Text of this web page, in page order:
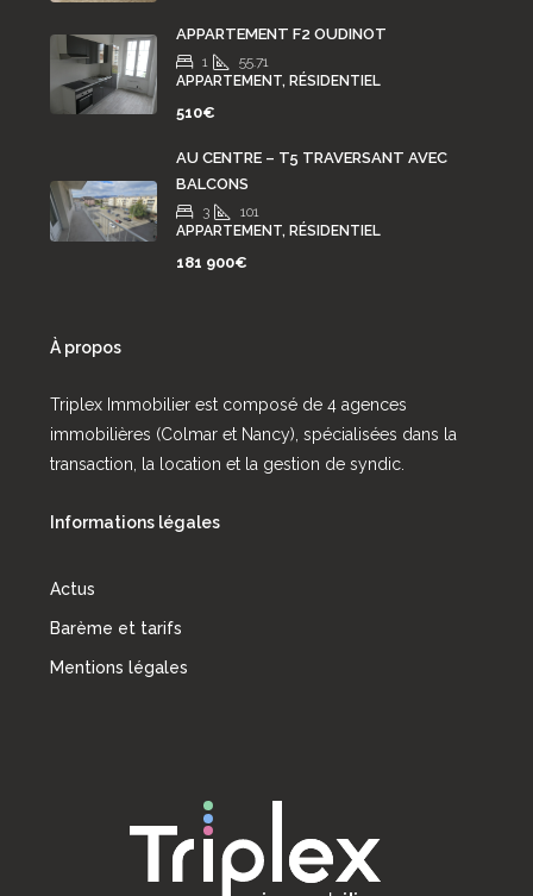
APPARTEMENT F2 OUDINOT
1
55.71
APPARTEMENT, RÉSIDENTIEL
510€
AU CENTRE – T5 TRAVERSANT AVEC
BALCONS
3
101
APPARTEMENT, RÉSIDENTIEL
181 900€
À propos
Triplex Immobilier est composé de 4 agences
immobilières (Colmar et Nancy), spécialisées dans la
transaction, la location et la gestion de syndic.
Informations légales
Actus
Barème et tarifs
Mentions légales